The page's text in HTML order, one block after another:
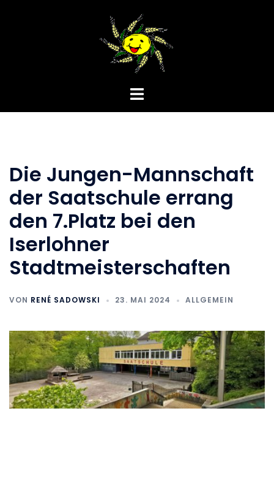
Menü
Die Jungen-Mannschaft
der Saatschule errang
den 7.Platz bei den
Iserlohner
Stadtmeisterschaften
VON RENÉ SADOWSKI 23. MAI 2024 ALLGEMEIN